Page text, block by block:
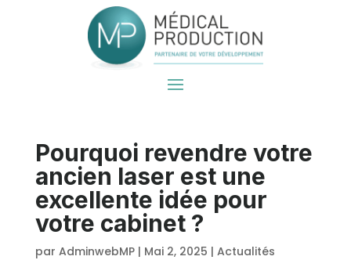
Pourquoi revendre votre
ancien laser est une
excellente idée pour
votre cabinet ?
par AdminwebMP| Mai 2, 2025 | Actualités